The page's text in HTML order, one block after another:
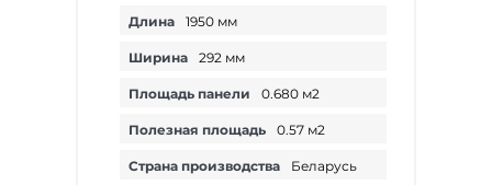
Длина 1950 мм
Ширина 292 мм
Площадь панели 0.680 м2
Полезная площадь 0.57 м2
Страна производства Беларусь